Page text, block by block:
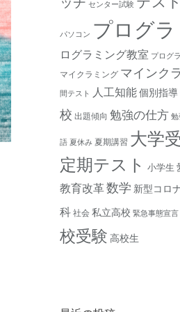
センター試験
パソコン プログ
ログラミング教室 プログ
マイクラミング マインク
間テスト 人工知能個別指導
校 出題傾向 勉強の仕方 勉
語 夏休み 夏期講習 大学
定期テスト 小学生
教育改革数学 新型コロ
科 社会 私立高校 緊急事態宣言
校受験 高校生